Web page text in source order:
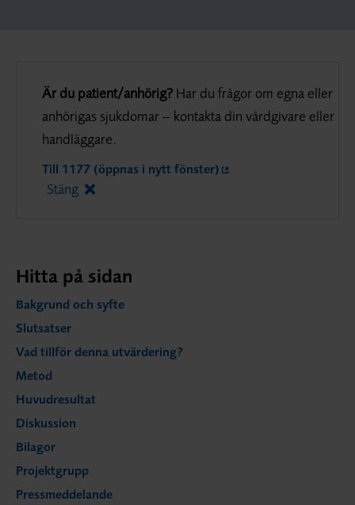
Är du patient/anhörig? Har du frågor om egna eller
anhörigas sjukdomar – kontakta din vårdgivare eller
handläggare.
Till 1177 (öppnas i nytt fönster)
Stäng
Hitta på sidan
Bakgrund och syfte
Slutsatser
Vad tillför denna utvärdering?
Metod
Huvudresultat
Diskussion
Bilagor
Projektgrupp
Pressmeddelande